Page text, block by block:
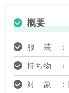
概要
服 装 ：
持ち物 ：
対 象 ：